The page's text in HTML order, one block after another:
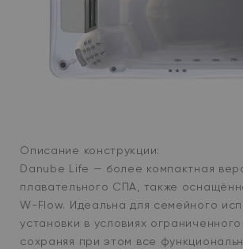
Описание конструкции:
Danube Life — более компактная
плавательного СПА, также
W-Flow. Идеальна для семейного
установки в условиях
сохраняя при этом все